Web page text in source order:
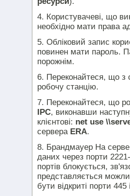
4. Користувачеві, що
необхідно мати права
5. Обліковий запис
повинен мати пароль.
порожнім.
6. Переконайтеся, що з
робочу станцію.
7. Переконайтеся, що
IPC, виконавши
клієнтові: net use
сервера ERA.
8. Брандмауер На
даних через порти
портів блокується,
представляється
бути відкриті порти 445